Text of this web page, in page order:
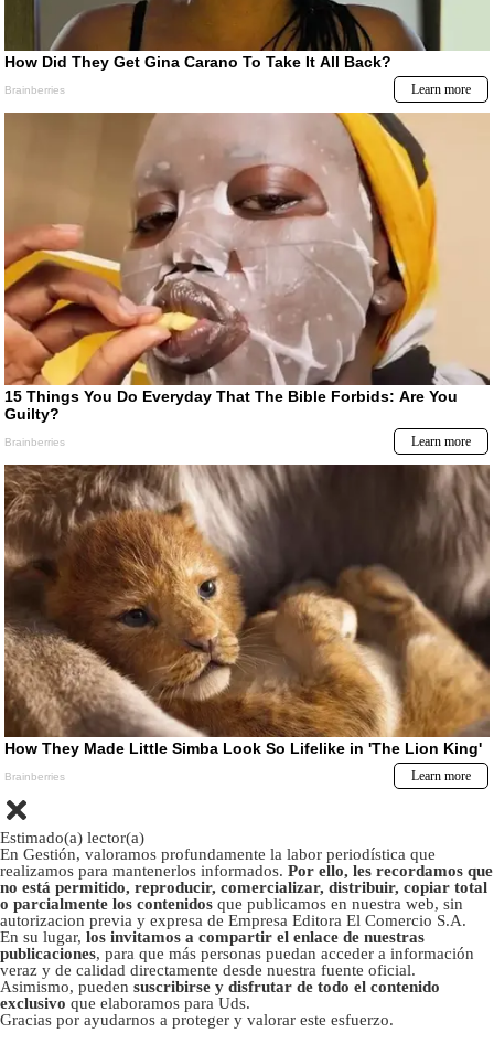
Estimado(a) lector(a)
En Gestión, valoramos profundamente la labor periodística que
realizamos para mantenerlos informados. Por ello, les recordamos que
no está permitido, reproducir, comercializar, distribuir, copiar total
o parcialmente los contenidos que publicamos en nuestra web, sin
autorizacion previa y expresa de Empresa Editora El Comercio S.A.
En su lugar, los invitamos a compartir el enlace de nuestras
publicaciones, para que más personas puedan acceder a información
veraz y de calidad directamente desde nuestra fuente oficial.
Asimismo, pueden suscribirse y disfrutar de todo el contenido
exclusivo que elaboramos para Uds.
Gracias por ayudarnos a proteger y valorar este esfuerzo.